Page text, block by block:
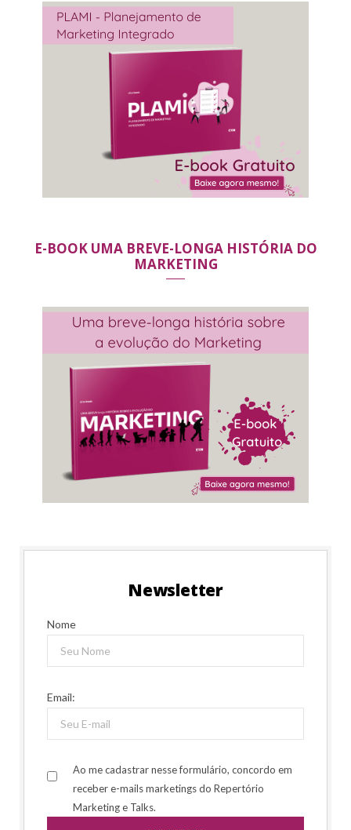
E-BOOK UMA BREVE-LONGA HISTÓRIA DO
MARKETING
Newsletter
Nome
Email:
Ao me cadastrar nesse formulário, concordo em
receber e-mails marketings do Repertório
Marketing e Talks.